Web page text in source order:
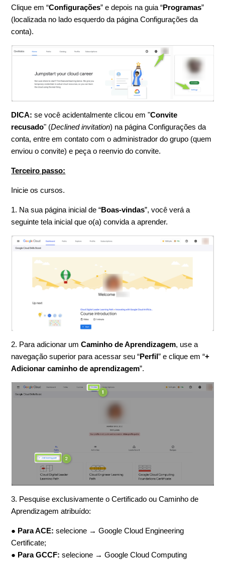
Clique em “Configurações” e depois na guia “Programas”
(localizada no lado esquerdo da página Configurações da
conta).
DICA:se você acidentalmente clicou em "Convite
recusado" (Declined invitation) na página Configurações da
conta, entre em contato com o administrador do grupo (quem
enviou o convite) e peça o reenvio do convite.
Terceiro passo:
Inicie os cursos.
1. Na sua página inicial de “Boas-vindas”, você verá a
seguinte tela inicial que o(a) convida a aprender.
2. Para adicionar umCaminho de Aprendizagem, use a
navegação superior para acessar seu “Perfil” e clique em “+
Adicionar caminho de aprendizagem”.
3. Pesquise exclusivamente o Certificado ou Caminho de
Aprendizagem atribuído:
● Para ACE:selecione → Google Cloud Engineering
Certificate;
● Para GCCF: selecione → Google Cloud Computing